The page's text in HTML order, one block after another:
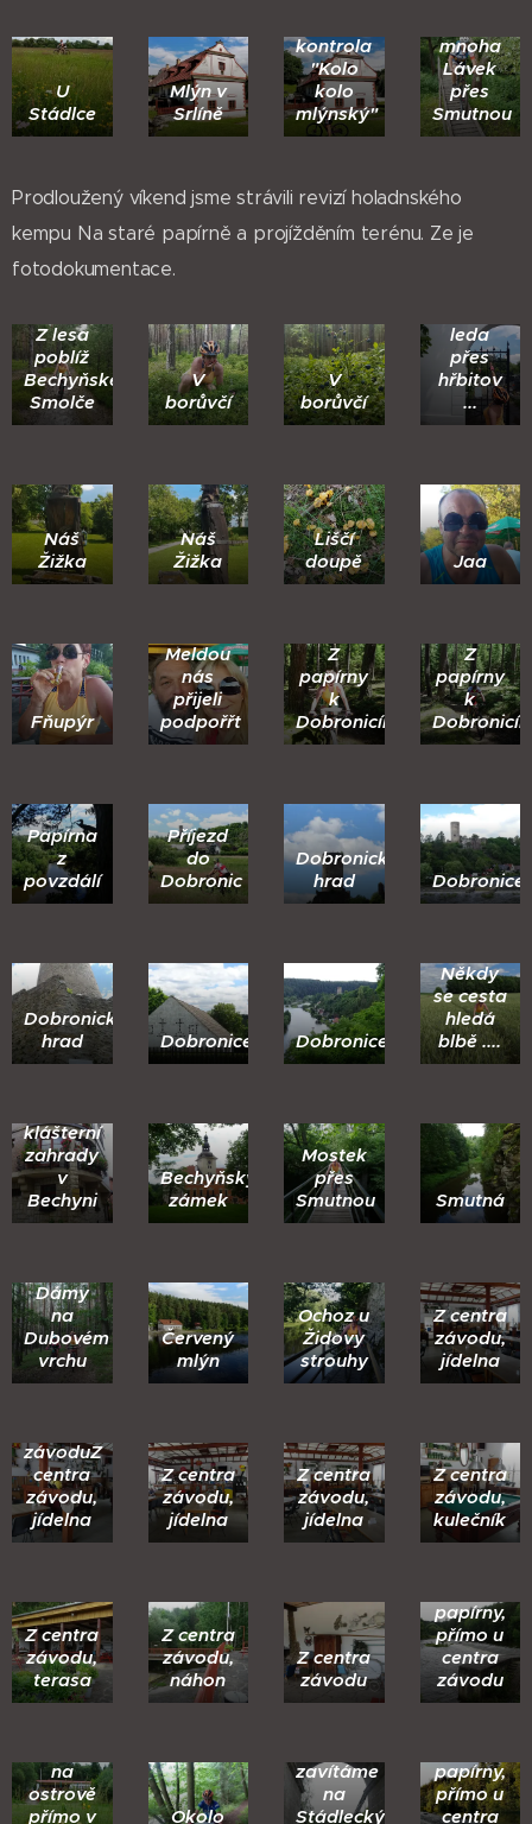
U
Stádlce
Mlýn v
Srlíně
kontrola
"Kolo
kolo
mlýnský"
mnoha
Lávek
přes
Smutnou
Prodloužený víkend jsme strávili revizí holadnského
kempu Na staré papírně a projížděním terénu. Ze je
fotodokumentace.
Z lesa
poblíž
Bechyňské
Smolče
V
borůvčí
V
borůvčí
leda
přes
hřbitov
...
Náš
Žižka
Náš
Žižka
Liščí
doupě
Jaa
Fňupýr
Meldou
nás
přijeli
podpořřt
Z
papírny
k
Dobronicím
Z
papírny
k
Papírna
z
povzdálí
Příjezd
do
Dobronic
Dobronický
hrad
Dobronice
Dobronický
hrad
Dobronice Dobronice
Někdy
se cesta
hledá
blbě ....
klášterní
zahrady
v
Bechyni
Bechyňský
zámek
Mostek
přes
Smutnou
Smutná
Dámy
na
Dubovém
vrchu
Červený
mlýn
Ochoz u
Židovy
strouhy
Z centra
závodu,
jídelna
závoduZ
centra
závodu,
jídelna
Z centra
závodu,
jídelna
Z centra
závodu,
jídelna
Z centra
závodu,
kulečník
Z centra
závodu,
terasa
Z centra
závodu,
náhon
Z centra
závodu
papírny,
přímo u
centra
závodu
na
ostrově
přímo v
Okolo
Po třech
zavítáme
na
Stádlecký
papírny,
přímo u
centra